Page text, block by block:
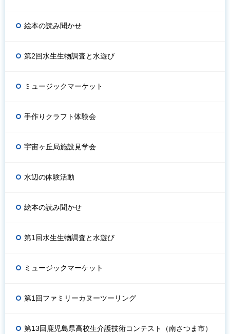
絵本の読み聞かせ
第2回水生生物調査と水遊び
ミュージックマーケット
手作りクラフト体験会
宇宙ヶ丘局施設見学会
水辺の体験活動
絵本の読み聞かせ
第1回水生生物調査と水遊び
ミュージックマーケット
第1回ファミリーカヌーツーリング
第13回鹿児島県高校生介護技術コンテスト（南さつま市）